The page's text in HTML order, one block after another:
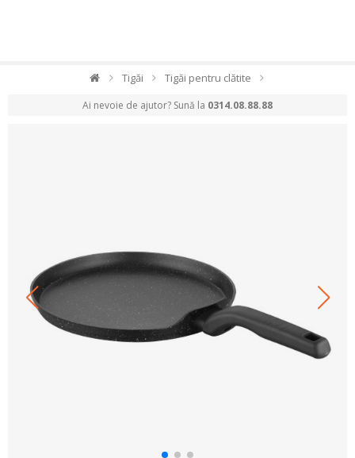
Tigăi Tigăi pentru clătite
Ai nevoie de ajutor? Sună la 0314.08.88.88